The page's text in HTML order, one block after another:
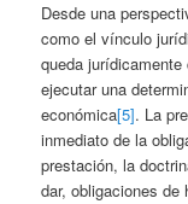
Desde una
como el vínculo
queda
ejecutar una
económica[5]. La
inmediato de la
prestación, la
dar, obligaciones de